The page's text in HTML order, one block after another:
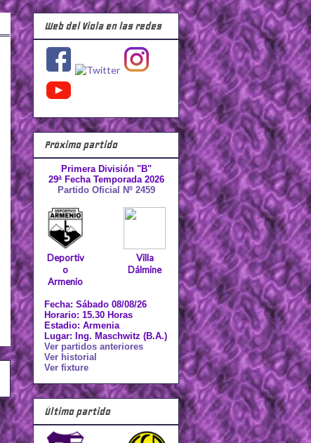
Web del Viola en las redes
Próximo partido
Primera División "B"
29ª Fecha Temporada 2026
Partido Oficial Nº 2459
Deportiv
o
Armenio
Villa
Dálmine
Fecha: Sábado 08/08/26
Horario: 15.30 Horas
Estadio: Armenia
Lugar: Ing. Maschwitz (B.A.)
Ver partidos anteriores
Ver historial
Ver fixture
Último partido